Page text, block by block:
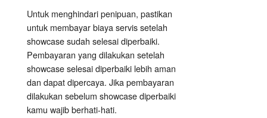
Untuk menghindari penipuan, pastikan
untuk membayar biaya servis setelah
showcase sudah selesai diperbaiki.
Pembayaran yang dilakukan setelah
showcase selesai diperbaiki lebih aman
dan dapat dipercaya. Jika pembayaran
dilakukan sebelum showcase diperbaiki
kamu wajib berhati-hati.